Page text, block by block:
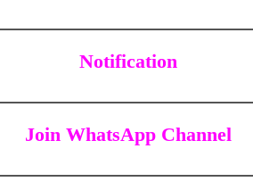
Notification
Join WhatsApp Channel